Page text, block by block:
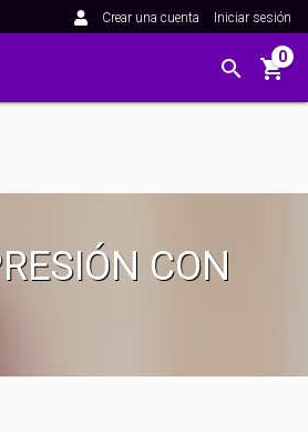
Crear una cuenta Iniciar sesión
0
CON